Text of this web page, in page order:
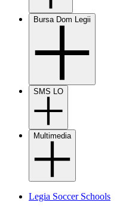
Bursa Dom Legii
SMS LO
Multimedia
Legia Soccer Schools